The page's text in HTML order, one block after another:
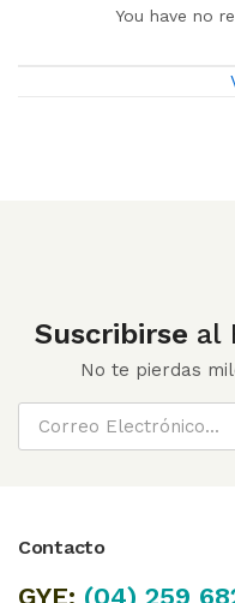
You have no
Suscribirse al
No te pierdas
Contacto
GYE: (04) 259